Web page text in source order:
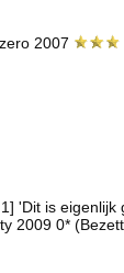
2007
'Dit is
2009 0*